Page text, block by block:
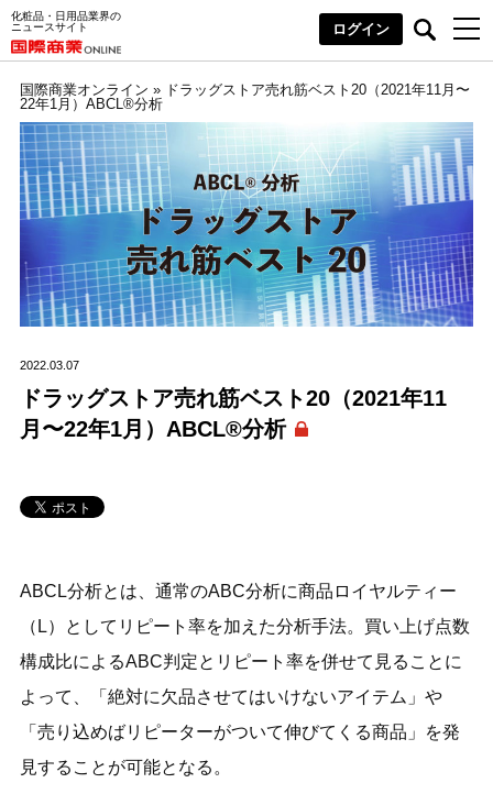
化粧品・日用品業界の
ニュースサイト
ログイン
国際商業オンライン » ドラッグストア売れ筋ベスト20（2021年11月〜
22年1月）ABCL®分析
2022.03.07
ドラッグストア売れ筋ベスト20（2021年11
月〜22年1月）ABCL®分析
ABCL分析とは、通常のABC分析に商品ロイヤルティー
（L）としてリピート率を加えた分析手法。買い上げ点数
構成比によるABC判定とリピート率を併せて見ることに
よって、「絶対に欠品させてはいけないアイテム」や
「売り込めばリピーターがついて伸びてくる商品」を発
見することが可能となる。